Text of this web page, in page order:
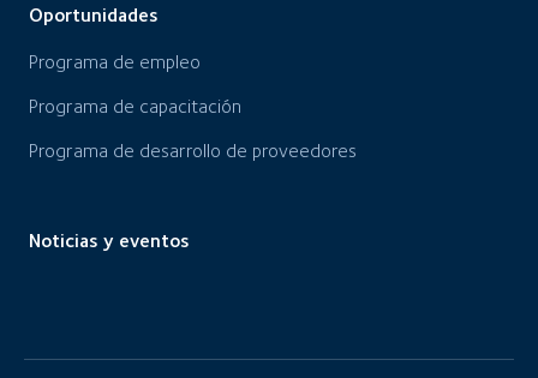
Oportunidades
Programa de empleo
Programa de capacitación
Programa de desarrollo de proveedores
Noticias y eventos